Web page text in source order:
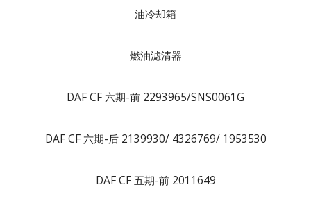
油冷却箱
燃油滤清器
DAF CF 六期-前 2293965/SNS0061G
DAF CF 六期-后 2139930/ 4326769/ 1953530
DAF CF 五期-前 2011649